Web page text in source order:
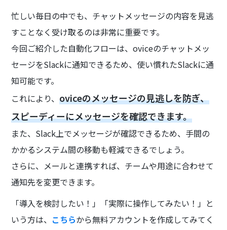
忙しい毎日の中でも、チャットメッセージの内容を見逃
すことなく受け取るのは非常に重要です。
今回ご紹介した自動化フローは、oviceのチャットメッ
セージをSlackに通知できるため、使い慣れたSlackに通
知可能です。
これにより、oviceのメッセージの見逃しを防ぎ、
スピーディーにメッセージを確認できます。
また、Slack上でメッセージが確認できるため、手間の
かかるシステム間の移動も軽減できるでしょう。
さらに、メールと連携すれば、チームや用途に合わせて
通知先を変更できます。
「導入を検討したい！」「実際に操作してみたい！」と
いう方は、 こちらから無料アカウントを作成してみてく